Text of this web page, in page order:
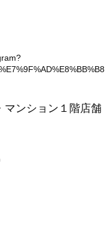
ンション１階店舗